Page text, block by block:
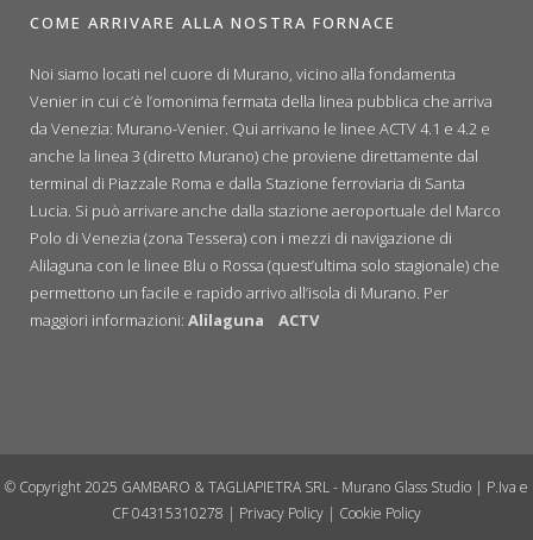
COME ARRIVARE ALLA NOSTRA FORNACE
Noi siamo locati nel cuore di Murano, vicino alla fondamenta
Venier in cui c’è l’omonima fermata della linea pubblica che arriva
da Venezia: Murano-Venier. Qui arrivano le linee ACTV 4.1 e 4.2 e
anche la linea 3 (diretto Murano) che proviene direttamente dal
terminal di Piazzale Roma e dalla Stazione ferroviaria di Santa
Lucia. Si può arrivare anche dalla stazione aeroportuale del Marco
Polo di Venezia (zona Tessera) con i mezzi di navigazione di
Alilaguna con le linee Blu o Rossa (quest’ultima solo stagionale) che
permettono un facile e rapido arrivo all’isola di Murano. Per
maggiori informazioni: Alilaguna ACTV
© Copyright 2025 GAMBARO & TAGLIAPIETRA SRL - Murano Glass Studio | P.Iva e
CF 04315310278 | Privacy Policy | Cookie Policy